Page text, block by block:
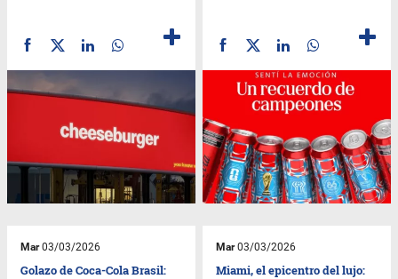
Mar03/03/2026
Golazo de Coca-Cola Brasil:
Mar03/03/2026
Miami, el epicentro del lujo: